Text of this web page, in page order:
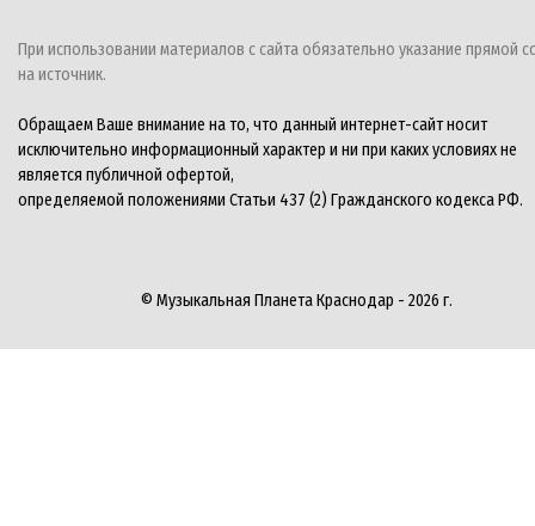
При использовании материалов с сайта обязательно указание прямой
на источник.
Обращаем Ваше внимание на то, что данный интернет-сайт носит
исключительно информационный характер и ни при каких условиях не
является публичной офертой,
определяемой положениями Статьи 437 (2) Гражданского кодекса РФ.
© Музыкальная Планета Краснодар - 2026 г.